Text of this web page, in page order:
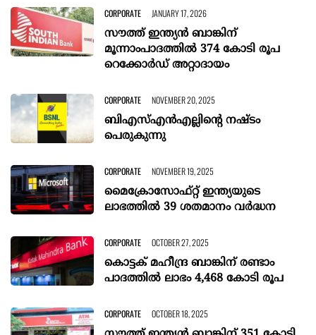
CORPORATE JANUARY 17, 2026
സൗത്ത് ഇന്ത്യന്‍ ബാങ്കിന്
മൂന്നാംപാദത്തില്‍ 374 കോടി രൂപ
റെക്കോർഡ് അറ്റാദായം
CORPORATE NOVEMBER 20, 2025
ബിഎസ്എന്‍എല്ലിന്റെ നഷ്ടം
പെരുകുന്നു
CORPORATE NOVEMBER 19, 2025
മൈക്രോസോഫ്റ്റ് ഇന്ത്യയുടെ
ലാഭത്തില്‍ 39 ശതമാനം വര്‍ദ്ധന
CORPORATE OCTOBER 27, 2025
കൊട്ടക് മഹീന്ദ്ര ബാങ്കിന് രണ്ടാം
പാദത്തിൽ ലാഭം 4,468 കോടി രൂപ
CORPORATE OCTOBER 18, 2025